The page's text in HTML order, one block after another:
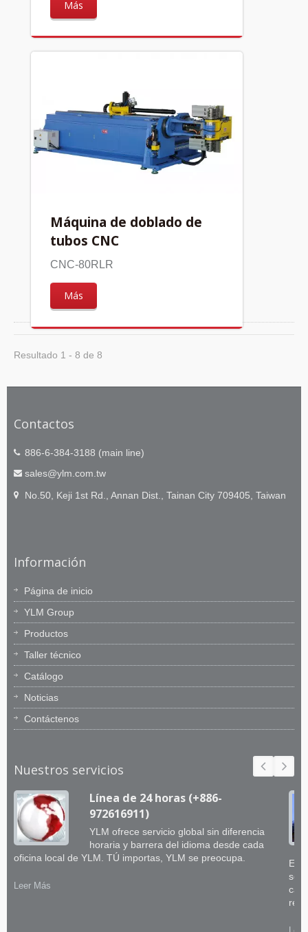
Más
Máquina de doblado de
tubos CNC
CNC-80RLR
Más
Resultado 1 - 8 de 8
Contactos
886-6-384-3188 (main line)
sales@ylm.com.tw
No.50, Keji 1st Rd., Annan Dist., Tainan City 709405, Taiwan
Información
Página de inicio
YLM Group
Productos
Taller técnico
Catálogo
Noticias
Contáctenos
Nuestros servicios
Línea de 24 horas (+886-
972616911)
YLM ofrece servicio global sin diferencia
horaria y barrera del idioma desde cada
oficina local de YLM. TÚ importas, YLM se preocupa.
Leer Más
El